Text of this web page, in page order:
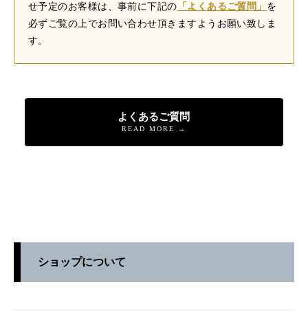
せ予定のお客様は、事前に下記の 「よくあるご質問」 を
必ずご覧の上でお問い合わせ頂きますようお願い致しま
す。
よくあるご質問
READ MORE →
ショップについて